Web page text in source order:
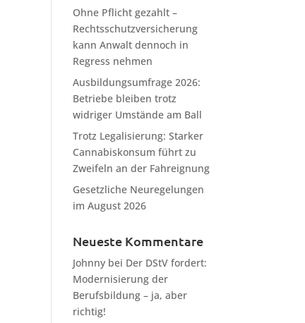
Ohne Pflicht gezahlt –
Rechtsschutzversicherung
kann Anwalt dennoch in
Regress nehmen
Ausbildungsumfrage 2026:
Betriebe bleiben trotz
widriger Umstände am Ball
Trotz Legalisierung: Starker
Cannabiskonsum führt zu
Zweifeln an der Fahreignung
Gesetzliche Neuregelungen
im August 2026
Neueste Kommentare
Johnny bei Der DStV fordert:
Modernisierung der
Berufsbildung – ja, aber
richtig!